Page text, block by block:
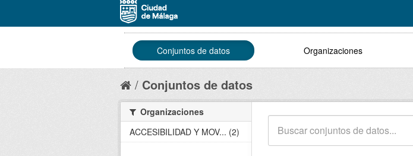
Conjuntos de datos Organizaciones
Conjuntos de datos
Organizaciones
ACCESIBILIDAD Y MOV... (2)